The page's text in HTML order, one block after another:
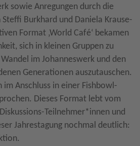
sowie Anregungen durch die
Burkhard und Daniela Krause-
Format ‚World Café‘ bekamen
sich in kleinen Gruppen zu
im Johanneswerk und den
Generationen auszutauschen.
im Anschluss in einer Fishbowl-
Dieses Format lebt vom
Teilnehmer*innen und
Jahrestagung nochmal deutlich: